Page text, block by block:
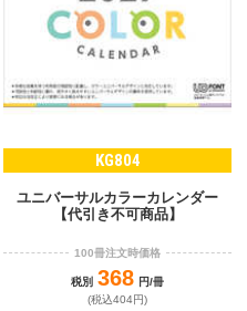
KG804
ユニバーサルカラーカレンダー
【代引き不可商品】
100冊注文時価格
税別 368 円/冊
(税込404円)